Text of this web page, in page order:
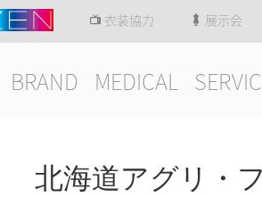
衣装協力 展示会
BRAND MEDICAL
北海道アグリ・